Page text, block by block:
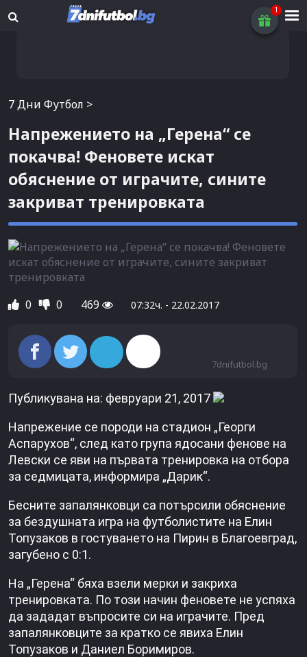
7 Дни Футбол >
Напрежението на „Герена“ се
покачва! Феновете искат
обяснение от играчите, сините
закриват тренировката
0 0 469 07:32ч. - 22.02.2017
7dnifutbol.bg
Публикувана на: февруари 21, 2017
Напрежение се породи на стадион „Георги
Аспарухов“, след като група ядосани фенове на
Левски се яви на първата тренировка на отбора
за седмицата, информира „Дарик“.
Бесните запалянковци са потърсили обяснение
за бездушната игра на футболистите на Елин
Топузаков в гостуването на Пирин в Благоевград,
загубено с 0:1.
На „Герена“ бяха взели мерки и закриха
тренировката. По този начин феновете не успяха
да зададат въпросите си на играчите. Пред
запалянковците за кратко се явиха Елин
Топузаков и Даниел Боримиров.